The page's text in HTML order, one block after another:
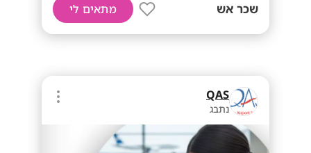
שכר אש מתאים לי
QAS
נתבג